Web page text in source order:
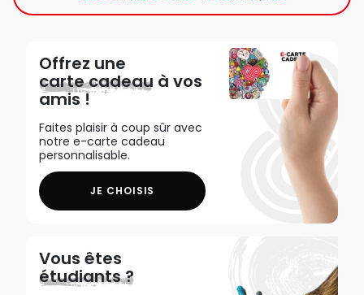
Offrez une
carte cadeau à vos
amis !
Faites plaisir à coup sûr avec
notre e-carte cadeau
personnalisable.
JE CHOISIS
Vous êtes
étudiants ?